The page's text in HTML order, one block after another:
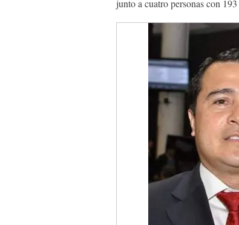
junto a cuatro personas con